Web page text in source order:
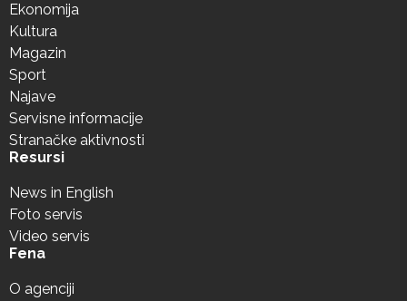
Ekonomija
Kultura
Magazin
Sport
Najave
Servisne informacije
Stranačke aktivnosti
Resursi
News in English
Foto servis
Video servis
Fena
O agenciji